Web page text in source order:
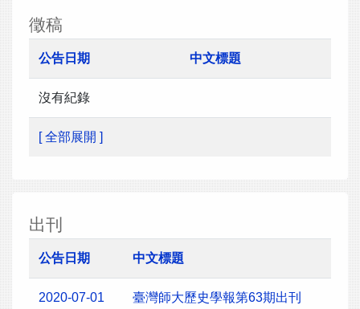
徵稿
公告日期 中文標題
沒有紀錄
[ 全部展開 ]
出刊
公告日期 中文標題
2020-07-01 臺灣師大歷史學報第63期出刊